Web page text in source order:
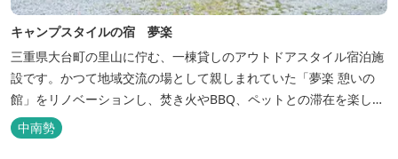
キャンプスタイルの宿 夢楽
三重県大台町の里山に佇む、一棟貸しのアウトドアスタイル宿泊施
設です。かつて地域交流の場として親しまれていた「夢楽 憩いの
館」をリノベーションし、焚き火やBBQ、ペットとの滞在を楽しめ
る“キャンプ気分”の宿として生まれ変わりました。 【営業時間】 チ
ェックイン 15：00（早めのチェックインご希望は予約時に要相
中南勢